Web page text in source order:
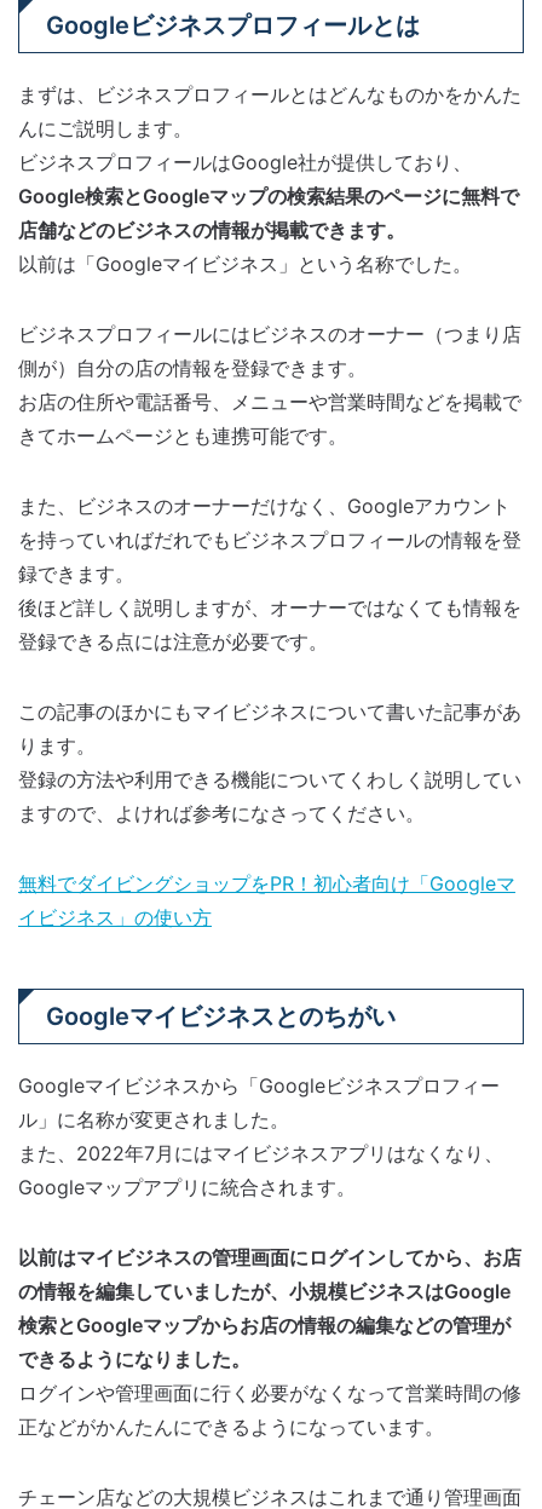
Googleビジネスプロフィールとは
まずは、ビジネスプロフィールとはどんなものかをかんた
んにご説明します。
ビジネスプロフィールはGoogle社が提供しており、
Google検索とGoogleマップの検索結果のページに無料で
店舗などのビジネスの情報が掲載できます。
以前は「Googleマイビジネス」という名称でした。
ビジネスプロフィールにはビジネスのオーナー（つまり店
側が）自分の店の情報を登録できます。
お店の住所や電話番号、メニューや営業時間などを掲載で
きてホームページとも連携可能です。
また、ビジネスのオーナーだけなく、Googleアカウント
を持っていればだれでもビジネスプロフィールの情報を登
録できます。
後ほど詳しく説明しますが、オーナーではなくても情報を
登録できる点には注意が必要です。
この記事のほかにもマイビジネスについて書いた記事があ
ります。
登録の方法や利用できる機能についてくわしく説明してい
ますので、よければ参考になさってください。
無料でダイビングショップをPR！初心者向け「Googleマ
イビジネス」の使い方
Googleマイビジネスとのちがい
Googleマイビジネスから「Googleビジネスプロフィー
ル」に名称が変更されました。
また、2022年7月にはマイビジネスアプリはなくなり、
Googleマップアプリに統合されます。
以前はマイビジネスの管理画面にログインしてから、お店
の情報を編集していましたが、小規模ビジネスはGoogle
検索とGoogleマップからお店の情報の編集などの管理が
できるようになりました。
ログインや管理画面に行く必要がなくなって営業時間の修
正などがかんたんにできるようになっています。
チェーン店などの大規模ビジネスはこれまで通り管理画面